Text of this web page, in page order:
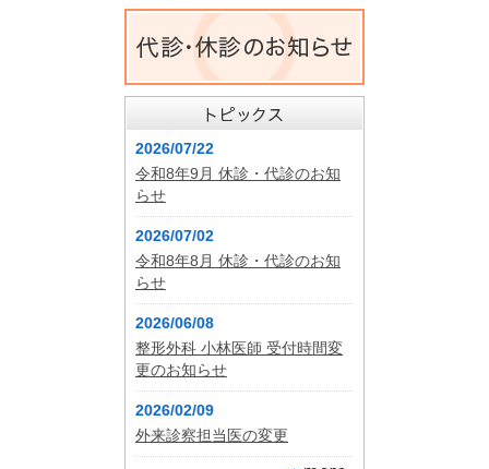
2026/07/22
令和8年9月 休診・代診のお知
らせ
2026/07/02
令和8年8月 休診・代診のお知
らせ
2026/06/08
整形外科 小林医師 受付時間変
更のお知らせ
2026/02/09
外来診察担当医の変更